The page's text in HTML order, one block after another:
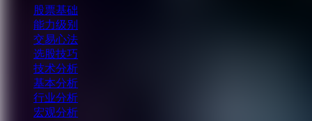
股票基础
能力级别
交易心法
选股技巧
技术分析
基本分析
行业分析
宏观分析